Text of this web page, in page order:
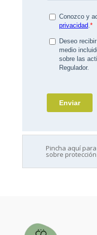
Pincha aquí
sobre